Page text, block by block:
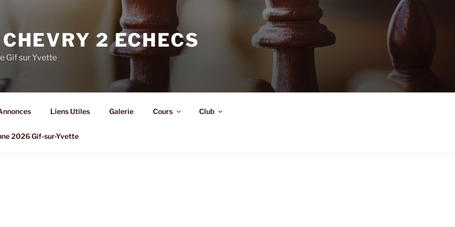
2 ECHECS
Gif sur Yvette
Liens Utiles Galerie Cours Club
2026 Gif-sur-Yvette